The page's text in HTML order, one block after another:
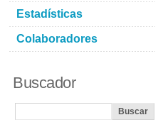
Estadísticas
Colaboradores
Buscador